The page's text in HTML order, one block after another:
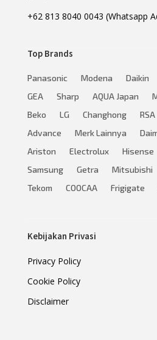
+62 813 8040 0043 (Whatsapp
Top Brands
Panasonic Modena Daikin
GEA
Sharp AQUA Japan
Beko
LG Changhong RSA
Advance
Merk Lainnya
Ariston
Electrolux Hisense
Samsung
Getra Mitsubishi
Tekom
COOCAA Frigigate
Kebijakan Privasi
Privacy Policy
Cookie Policy
Disclaimer